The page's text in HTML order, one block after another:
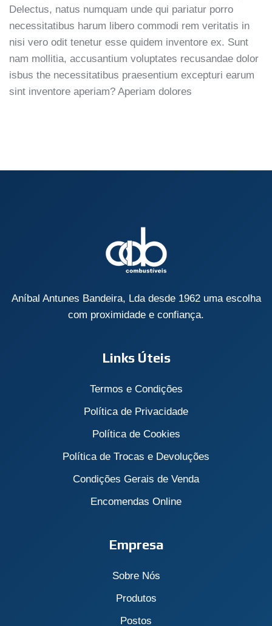
Delectus, natus numquam unde qui pariatur porro
necessitatibus harum libero commodi rem veritatis in
nisi vero odit tenetur esse quidem inventore ex. Sunt
nam mollitia, accusantium voluptates recusandae dolor
isbus the necessitatibus praesentium excepturi earum
sint inventore aperiam? Aperiam dolores
Aníbal Antunes Bandeira, Lda desde 1962 uma escolha
com proximidade e confiança.
Links Úteis
Termos e Condições
Política de Privacidade
Política de Cookies
Política de Trocas e Devoluções
Condições Gerais de Venda
Encomendas Online
Empresa
Sobre Nós
Produtos
Postos